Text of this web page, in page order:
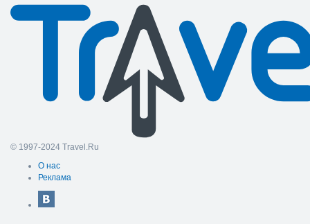
© 1997-2024 Travel.Ru
О нас
Реклама